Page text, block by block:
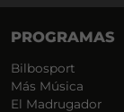
PROGRAMAS
Bilbosport
Más Música
El Madrugador